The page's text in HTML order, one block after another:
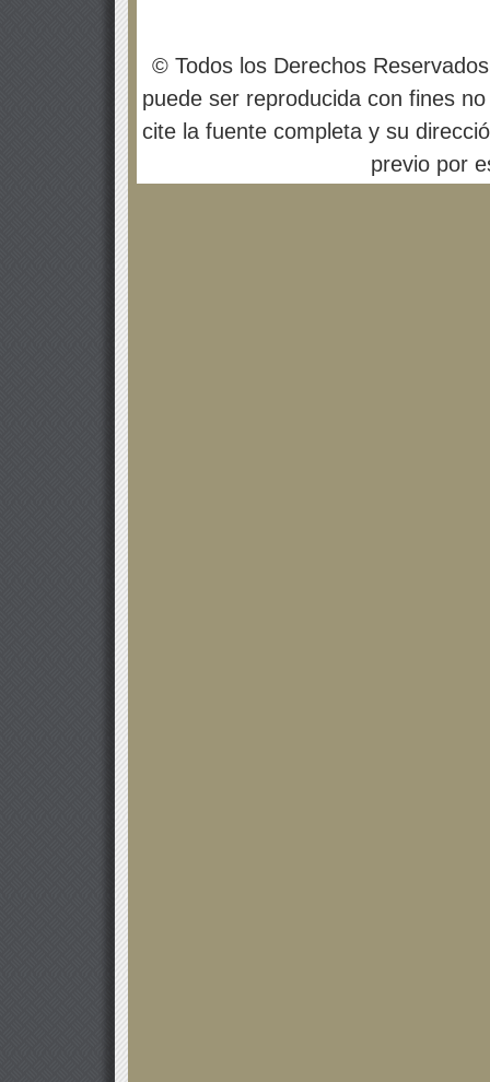
© Todos los Derechos
puede ser reproducida con fines
cite la fuente completa y su
previo por